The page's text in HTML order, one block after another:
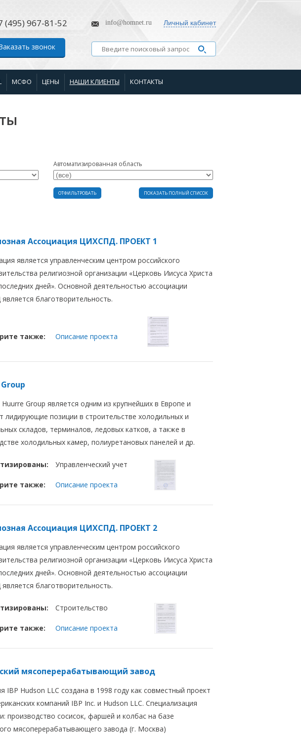
(495) 967-81-52
звонок
info@homnet.ru Личный кабинет
МСФО ЦЕНЫ НАШИ КЛИЕНТЫ КОНТАКТЫ
Автоматизированная область
ОТФИЛЬТРОВАТЬ ПОКАЗАТЬ ПОЛНЫЙ СПИСОК
Ассоциация ЦИХСПД. ПРОЕКТ 1
является управленческим центром российского
религиозной организации «Церковь Иисуса Христа
дней». Основной деятельностью ассоциации
благотворительность.
также: Описание проекта
Group является одним из крупнейших в Европе и
лидирующие позиции в строительстве холодильных и
складов, терминалов, ледовых катков, а также в
холодильных камер, полиуретановых панелей и др.
Управленческий учет
также: Описание проекта
Ассоциация ЦИХСПД. ПРОЕКТ 2
является управленческим центром российского
религиозной организации «Церковь Иисуса Христа
дней». Основной деятельностью ассоциации
благотворительность.
Строительство
также: Описание проекта
мясоперерабатывающий завод
IBP Hudson LLC создана в 1998 году как совместный проект
компаний IBP Inc. и Hudson LLC. Специализация
производство сосисок, фаршей и колбас на базе
мясоперерабатывающего завода (г. Москва)